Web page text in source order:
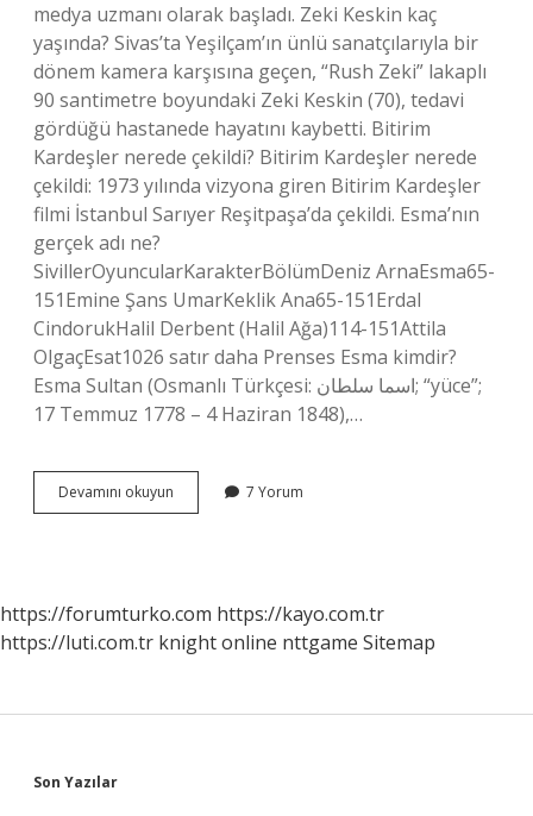
medya uzmanı olarak başladı. Zeki Keskin kaç
yaşında? Sivas’ta Yeşilçam’ın ünlü sanatçılarıyla bir
dönem kamera karşısına geçen, “Rush Zeki” lakaplı
90 santimetre boyundaki Zeki Keskin (70), tedavi
gördüğü hastanede hayatını kaybetti. Bitirim
Kardeşler nerede çekildi? Bitirim Kardeşler nerede
çekildi: 1973 yılında vizyona giren Bitirim Kardeşler
filmi İstanbul Sarıyer Reşitpaşa’da çekildi. Esma’nın
gerçek adı ne?
SivillerOyuncularKarakterBölümDeniz ArnaEsma65-
151Emine Şans UmarKeklik Ana65-151Erdal
CindorukHalil Derbent (Halil Ağa)114-151Attila
OlgaçEsat1026 satır daha Prenses Esma kimdir?
Esma Sultan (Osmanlı Türkçesi: اسما سلطان; “yüce”;
17 Temmuz 1778 – 4 Haziran 1848),…
Devamını okuyun
Kimdir
7 Yorum
https://forumturko.com https://kayo.com.tr
https://luti.com.tr knight online nttgame Sitemap
Sidebar
Son Yazılar